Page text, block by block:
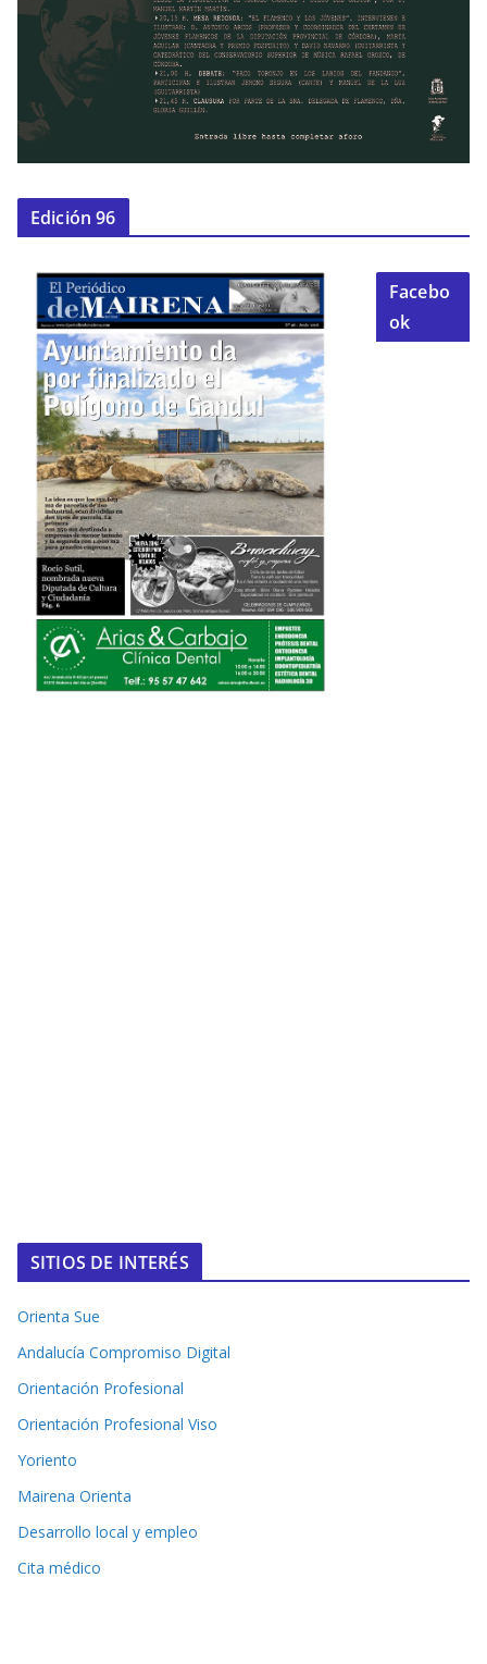
Edición 96
Facebo
ok
SITIOS DE INTERÉS
Orienta Sue
Andalucía Compromiso Digital
Orientación Profesional
Orientación Profesional Viso
Yoriento
Mairena Orienta
Desarrollo local y empleo
Cita médico